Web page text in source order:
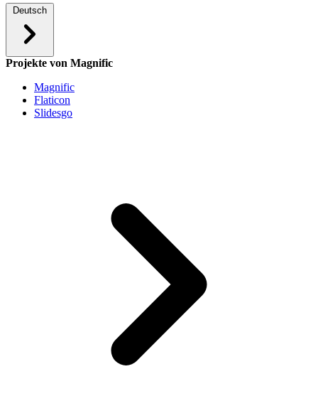
Deutsch
Projekte von Magnific
Magnific
Flaticon
Slidesgo